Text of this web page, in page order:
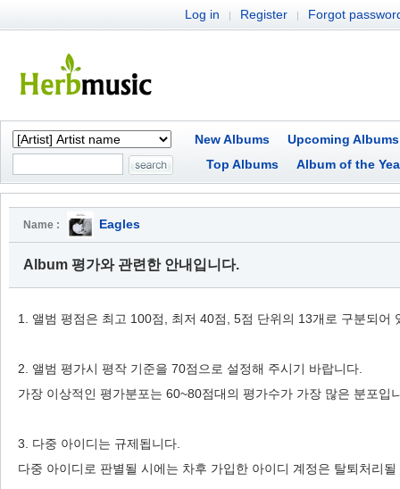
Log in | Register | Forgot
New Albums
Upcoming Albums
Top Albums
Album of the
Name : Eagles
Album 평가와 관련한 안내입니다.
1. 앨범 평점은 최고 100점, 최저 40점, 5점 단위의 13개로 구분되어
2. 앨범 평가시 평작 기준을 70점으로 설정해 주시기 바랍니다.
가장 이상적인 평가분포는 60~80점대의 평가수가 가장 많은 분포입
3. 다중 아이디는 규제됩니다.
다중 아이디로 판별될 시에는 차후 가입한 아이디 계정은 탈퇴처리